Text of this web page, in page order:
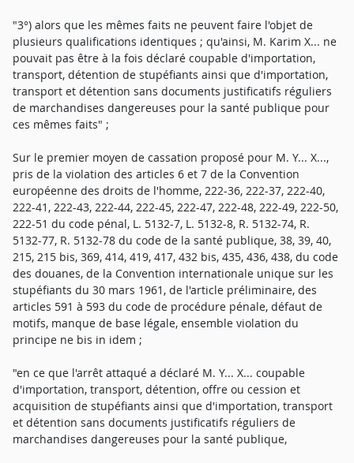
"3°) alors que les mêmes faits ne peuvent faire l'objet de
plusieurs qualifications identiques ; qu'ainsi, M. Karim X... ne
pouvait pas être à la fois déclaré coupable d'importation,
transport, détention de stupéfiants ainsi que d'importation,
transport et détention sans documents justificatifs réguliers
de marchandises dangereuses pour la santé publique pour
ces mêmes faits" ;
Sur le premier moyen de cassation proposé pour M. Y... X...,
pris de la violation des articles 6 et 7 de la Convention
européenne des droits de l'homme, 222-36, 222-37, 222-40,
222-41, 222-43, 222-44, 222-45, 222-47, 222-48, 222-49, 222-50,
222-51 du code pénal, L. 5132-7, L. 5132-8, R. 5132-74, R.
5132-77, R. 5132-78 du code de la santé publique, 38, 39, 40,
215, 215 bis, 369, 414, 419, 417, 432 bis, 435, 436, 438, du code
des douanes, de la Convention internationale unique sur les
stupéfiants du 30 mars 1961, de l'article préliminaire, des
articles 591 à 593 du code de procédure pénale, défaut de
motifs, manque de base légale, ensemble violation du
principe ne bis in idem ;
"en ce que l'arrêt attaqué a déclaré M. Y... X... coupable
d'importation, transport, détention, offre ou cession et
acquisition de stupéfiants ainsi que d'importation, transport
et détention sans documents justificatifs réguliers de
marchandises dangereuses pour la santé publique,